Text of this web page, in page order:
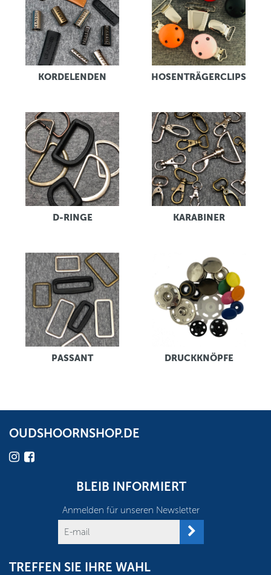
KORDELENDEN HOSENTRÄGERCLIPS
D-RINGE KARABINER
PASSANT DRUCKKNÖPFE
OUDSHOORNSHOP.DE
BLEIB INFORMIERT
Anmelden für unseren Newsletter
TREFFEN SIE IHRE WAHL